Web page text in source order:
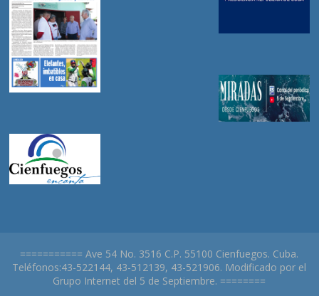
=========== Ave 54 No. 3516 C.P. 55100 Cienfuegos. Cuba.
Teléfonos:43-522144, 43-512139, 43-521906. Modificado por el
Grupo Internet del 5 de Septiembre. ========